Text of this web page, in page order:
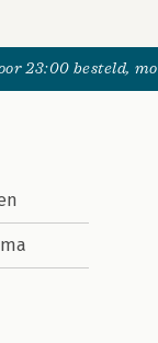
23:00 besteld,